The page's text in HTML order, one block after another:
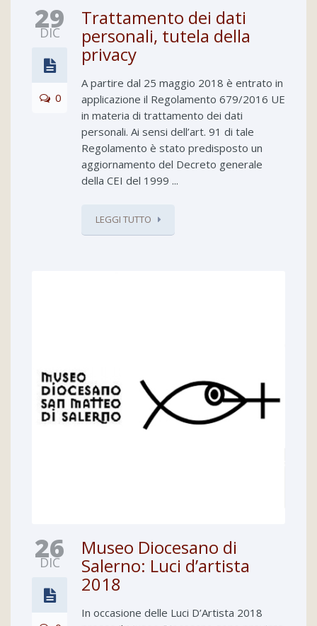
29
DIC
0
Trattamento dei dati
personali, tutela della
privacy
A partire dal 25 maggio 2018 è entrato in
applicazione il Regolamento 679/2016 UE
in materia di trattamento dei dati
personali. Ai sensi dell’art. 91 di tale
Regolamento è stato predisposto un
aggiornamento del Decreto generale
della CEI del 1999 ...
LEGGI TUTTO
26
DIC
Museo Diocesano di
Salerno: Luci d’artista
2018
In occasione delle Luci D’Artista 2018